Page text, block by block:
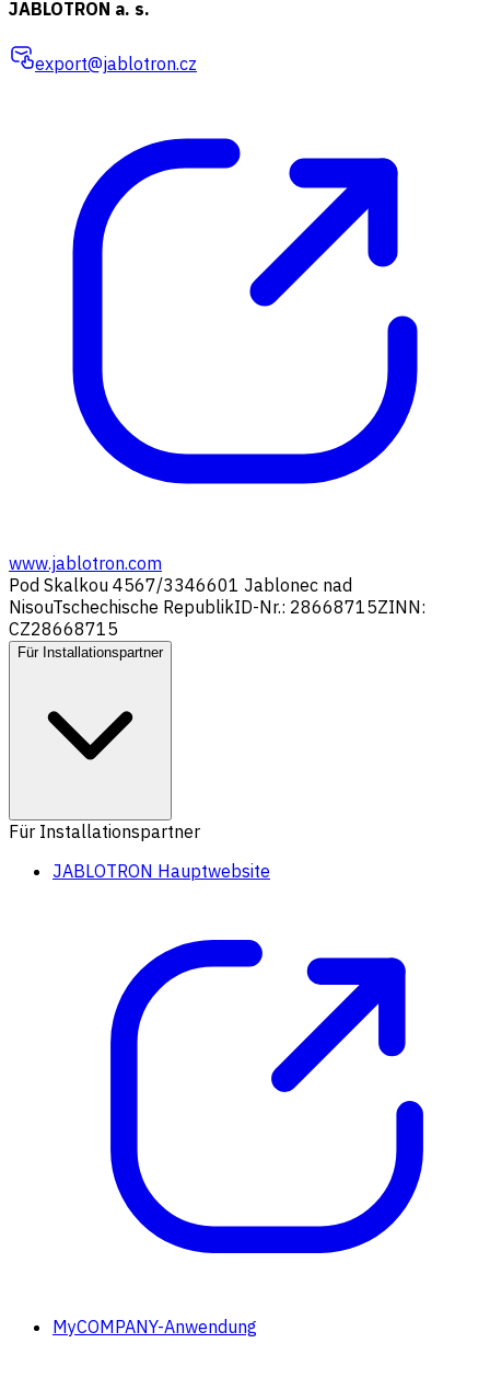
JABLOTRON a. s.
export@jablotron.cz
www.jablotron.com
Pod Skalkou 4567/3346601 Jablonec nad
NisouTschechische RepublikID-Nr.: 28668715ZINN:
CZ28668715
Für Installationspartner
Für Installationspartner
JABLOTRON Hauptwebsite
MyCOMPANY-Anwendung